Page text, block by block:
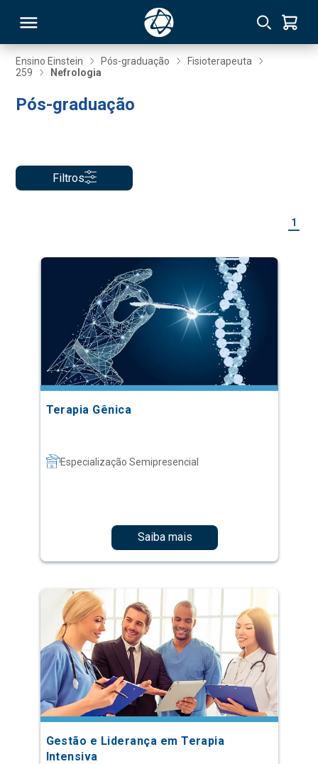
Ensino Einstein Pós-graduação
Fisioterapeuta
259
Nefrologia
Pós-graduação
Filtros
1
Terapia Gênica
Especialização Semipresencial
Saiba mais
Gestão e Liderança em Terapia
Intensiva